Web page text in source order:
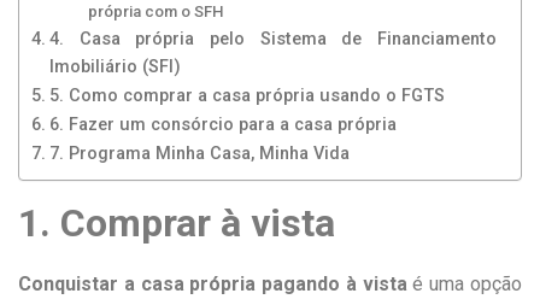
própria com o SFH
4. Casa própria pelo Sistema de Financiamento
Imobiliário (SFI)
5. Como comprar a casa própria usando o FGTS
6. Fazer um consórcio para a casa própria
7. Programa Minha Casa, Minha Vida
1. Comprar à vista
Conquistar a casa própria pagando à vista é uma opção